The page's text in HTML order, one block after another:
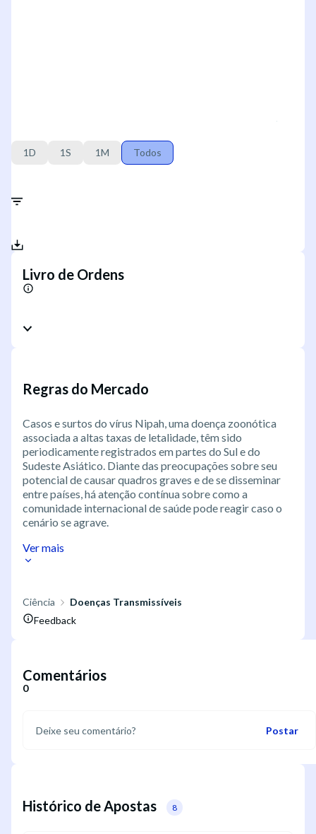
1D 1S 1M Todos
Livro de Ordens
Regras do Mercado
Casos e surtos do vírus Nipah, uma doença zoonótica
associada a altas taxas de letalidade, têm sido
periodicamente registrados em partes do Sul e do
Sudeste Asiático. Diante das preocupações sobre seu
potencial de causar quadros graves e de se disseminar
entre países, há atenção contínua sobre como a
comunidade internacional de saúde pode reagir caso o
cenário se agrave.
Ver mais
Ciência
Doenças Transmissíveis
Feedback
Comentários
0
Postar
Histórico de Apostas 8